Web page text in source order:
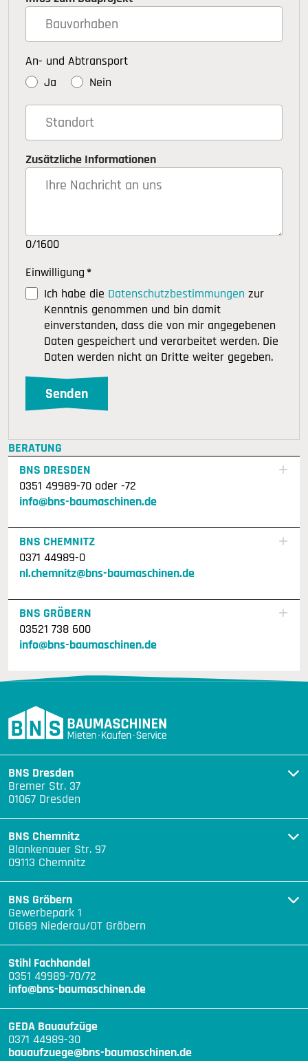
An- und Abtransport
Ja
Nein
Zusätzliche Informationen
0/1600
Einwilligung*
Ich habe die Datenschutzbestimmungen zur
Kenntnis genommen und bin damit
einverstanden, dass die von mir angegebenen
Daten gespeichert und verarbeitet werden. Die
Daten werden nicht an Dritte weiter gegeben.
BERATUNG
BNS DRESDEN
0351 49989-70 oder -72
info@bns-baumaschinen.de
BNS CHEMNITZ
0371 44989-0
nl.chemnitz@bns-baumaschinen.de
BNS GRÖBERN
03521 738 600
info@bns-baumaschinen.de
BNS Dresden
Bremer Str. 37
01067 Dresden
BNS Chemnitz
Blankenauer Str. 97
09113 Chemnitz
BNS Gröbern
Gewerbepark 1
01689 Niederau/OT Gröbern
Stihl Fachhandel
0351 49989-70/72
info@bns-baumaschinen.de
GEDA Bauaufzüge
0371 44989-30
bauaufzuege@bns-baumaschinen.de